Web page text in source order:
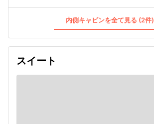
内側キャビンを全て見る (2件)
スイート